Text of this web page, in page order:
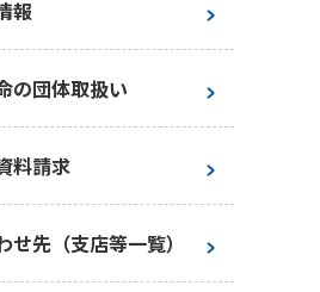
報
の団体取扱い
料請求
せ先（支店等一覧）